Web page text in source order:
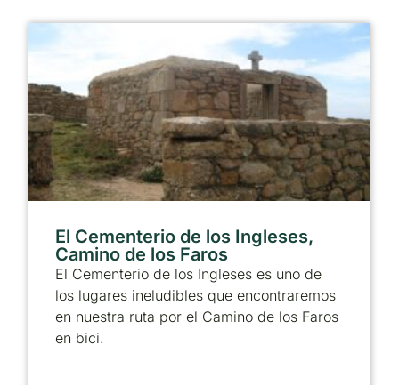
El Cementerio de los Ingleses,
Camino de los Faros
El Cementerio de los Ingleses es uno de
los lugares ineludibles que encontraremos
en nuestra ruta por el Camino de los Faros
en bici.